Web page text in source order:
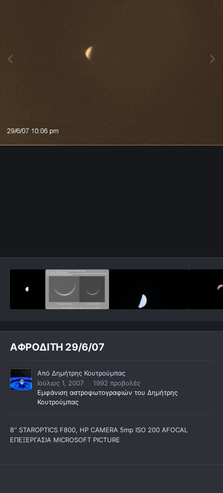
ΑΦΡΟΔΙΤΗ 29/6/07
Από Δημήτρης Κουτρούμπας
Ιούλιος 1, 2007
1992 προβολές
Εμφάνιση αστροφωτογραφιών του Δημήτρης
Κουτρούμπας
8'' STAROPTICS F800, HP CAMERA 5mp ISO 200 AFOCAL
ΕΠΕΞΕΡΓΑΣΙΑ MICROSOFT PICTURE